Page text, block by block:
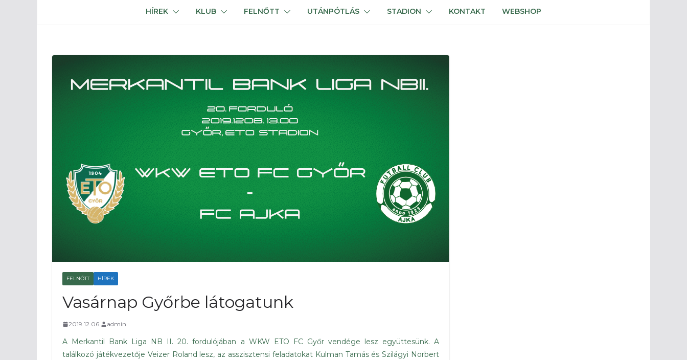
HÍREK KLUB FELNŐTT UTÁNPÓTLÁS STADION KONTAKT WEBSHOP
FELNŐTT HÍREK
Vasárnap Győrbe látogatunk
2019.12.06. admin
A Merkantil Bank Liga NB II. 20. fordulójában a WKW ETO FC Győr vendége lesz együttesünk. A
találkozó játékvezetője Veizer Roland lesz, az asszisztensi feladatokat Kulman Tamás és Szilágyi Norbert